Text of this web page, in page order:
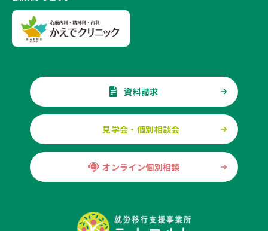
資料請求
見学会・個別相談会
オンライン個別相談